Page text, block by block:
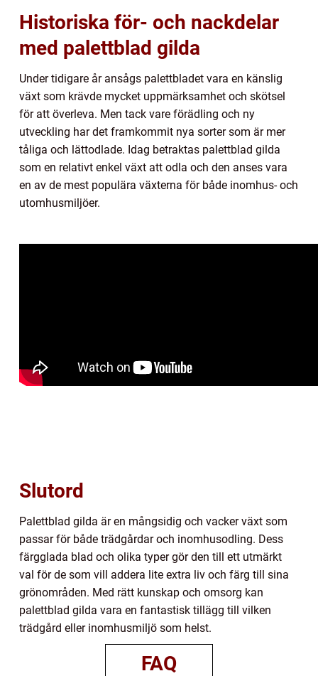
Historiska för- och nackdelar
med palettblad gilda
Under tidigare år ansågs palettbladet vara en känslig
växt som krävde mycket uppmärksamhet och skötsel
för att överleva. Men tack vare förädling och ny
utveckling har det framkommit nya sorter som är mer
tåliga och lättodlade. Idag betraktas palettblad gilda
som en relativt enkel växt att odla och den anses vara
en av de mest populära växterna för både inomhus- och
utomhusmiljöer.
Slutord
Palettblad gilda är en mångsidig och vacker växt som
passar för både trädgårdar och inomhusodling. Dess
färgglada blad och olika typer gör den till ett utmärkt
val för de som vill addera lite extra liv och färg till sina
grönområden. Med rätt kunskap och omsorg kan
palettblad gilda vara en fantastisk tillägg till vilken
trädgård eller inomhusmiljö som helst.
FAQ